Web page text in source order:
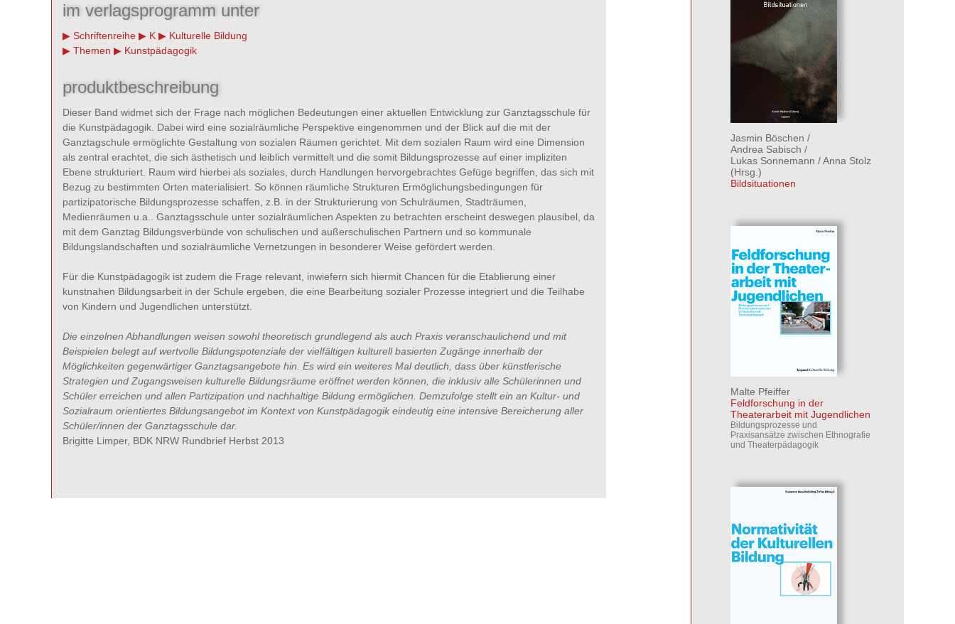
im verlagsprogramm unter
Schriftenreihe K
Kulturelle Bildung
Themen
Kunstpädagogik
produktbeschreibung
Dieser Band widmet sich der Frage nach möglichen Bedeutungen einer aktuellen Entwicklung zur Ganztagsschule für
die Kunstpädagogik. Dabei wird eine sozialräumliche Perspektive eingenommen und der Blick auf die mit der
Ganztagschule ermöglichte Gestaltung von sozialen Räumen gerichtet. Mit dem sozialen Raum wird eine Dimension
als zentral erachtet, die sich ästhetisch und leiblich vermittelt und die somit Bildungsprozesse auf einer impliziten
Ebene strukturiert. Raum wird hierbei als soziales, durch Handlungen hervorgebrachtes Gefüge begriffen, das sich mit
Bezug zu bestimmten Orten materialisiert. So können räumliche Strukturen Ermöglichungsbedingungen für
partizipatorische Bildungsprozesse schaffen, z.B. in der Strukturierung von Schulräumen, Stadträumen,
Medienräumen u.a.. Ganztagsschule unter sozialräumlichen Aspekten zu betrachten erscheint deswegen plausibel, da
mit dem Ganztag Bildungsverbünde von schulischen und außerschulischen Partnern und so kommunale
Bildungslandschaften und sozialräumliche Vernetzungen in besonderer Weise gefördert werden.
Für die Kunstpädagogik ist zudem die Frage relevant, inwiefern sich hiermit Chancen für die Etablierung einer
kunstnahen Bildungsarbeit in der Schule ergeben, die eine Bearbeitung sozialer Prozesse integriert und die Teilhabe
von Kindern und Jugendlichen unterstützt.
Die einzelnen Abhandlungen weisen sowohl theoretisch grundlegend als auch Praxis veranschaulichend und mit
Beispielen belegt auf wertvolle Bildungspotenziale der vielfältigen kulturell basierten Zugänge innerhalb der
Möglichkeiten gegenwärtiger Ganztagsangebote hin. Es wird ein weiteres Mal deutlich, dass über künstlerische
Strategien und Zugangsweisen kulturelle Bildungsräume eröffnet werden können, die inklusiv alle Schülerinnen und
Schüler erreichen und allen Partizipation und nachhaltige Bildung ermöglichen. Demzufolge stellt ein an Kultur- und
Sozialraum orientiertes Bildungsangebot im Kontext von Kunstpädagogik eindeutig eine intensive Bereicherung aller
Schüler/innen der Ganztagsschule dar.
Brigitte Limper, BDK NRW Rundbrief Herbst 2013
Jasmin Böschen /
Andrea Sabisch /
Lukas Sonnemann /Anna Stolz
(Hrsg.)
Bildsituationen
Malte Pfeiffer
Feldforschung in der
Theaterarbeit mit Jugendlichen
Bildungsprozesse und
Praxisansätze zwischen Ethnografie
und Theaterpädagogik